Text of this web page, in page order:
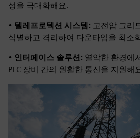
성을 극대화해요.
• 텔레프로텍션 시스템: 고전압 그리
식별하고 격리하여 다운타임을 최소
• 인터페이스 솔루션: 열악한 환경에
PLC 장비 간의 원활한 통신을 지원해